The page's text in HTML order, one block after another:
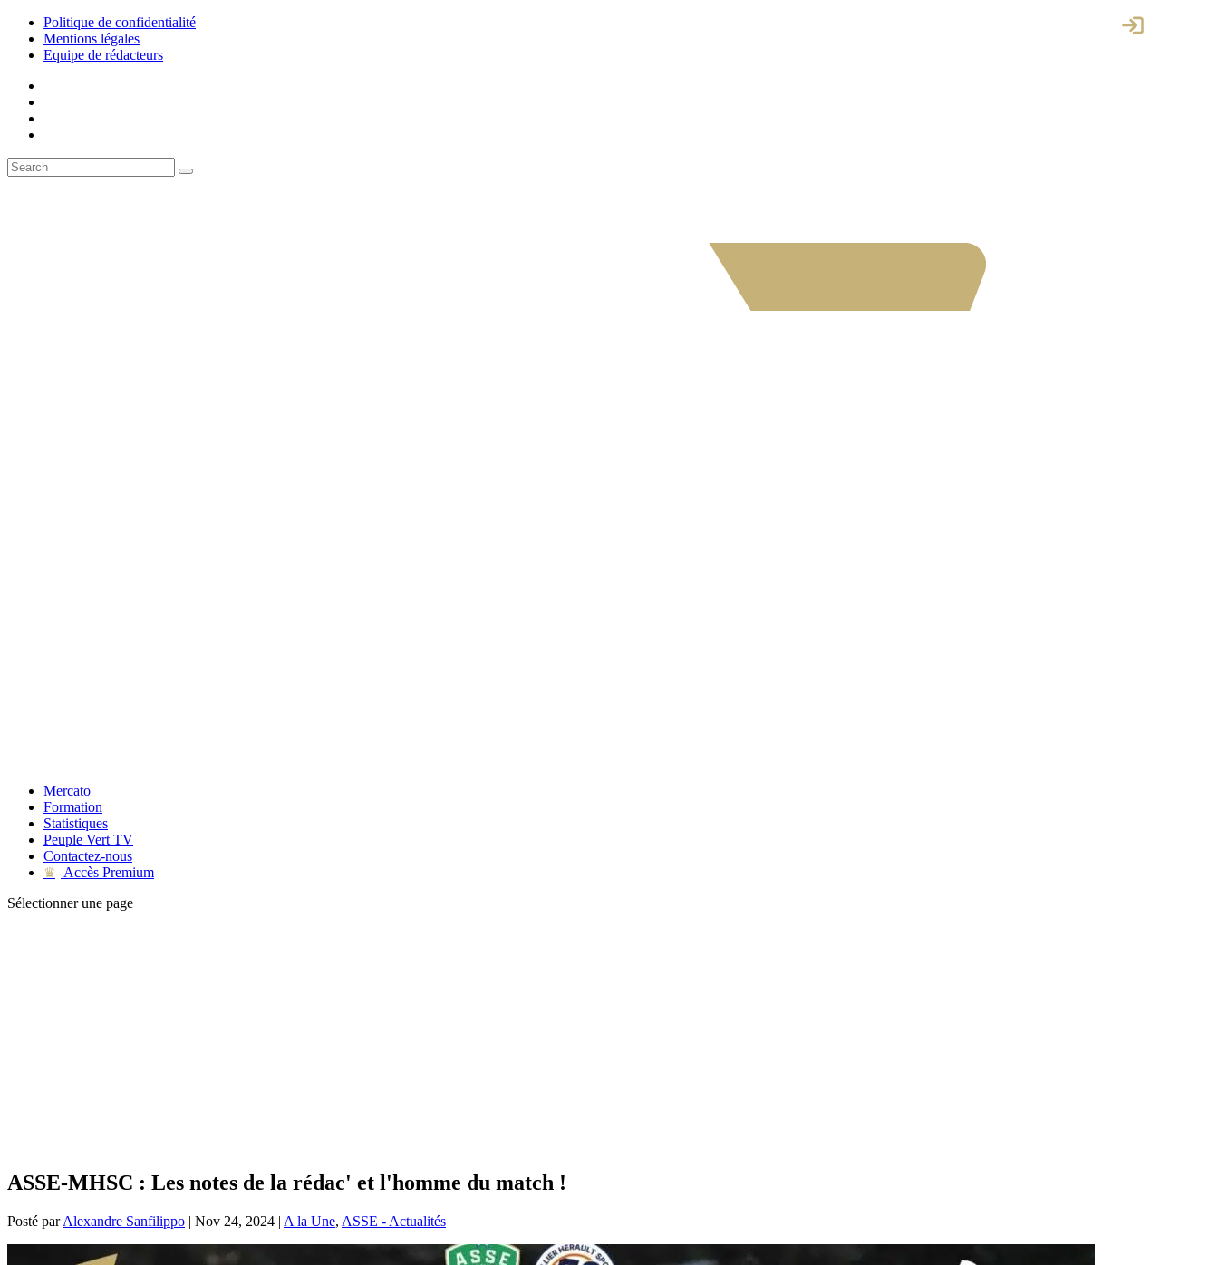
Politique de confidentialité
Mentions légales
Equipe de rédacteurs
Mercato
Formation
Statistiques
Peuple Vert TV
Contactez-nous
♛
Accès Premium
Sélectionner une page
ASSE-MHSC : Les notes de la rédac' et l'homme du match !
Posté parAlexandre Sanfilippo | Nov 24, 2024 | A la Une, ASSE - Actualités